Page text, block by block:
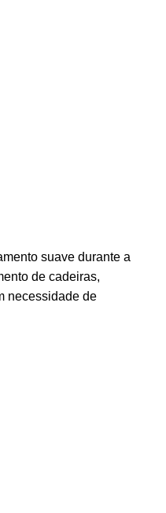
suave durante a
de cadeiras,
necessidade de